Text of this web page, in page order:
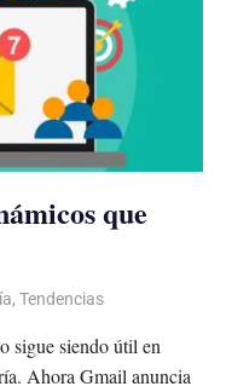
que
, Tendencias
sigue siendo útil en
Ahora Gmail anuncia